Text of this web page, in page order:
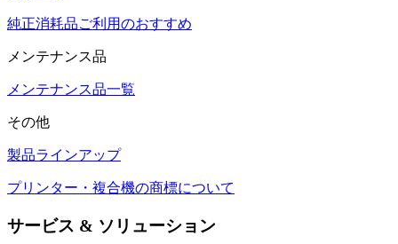
純正消耗品ご利用のおすすめ
メンテナンス品
メンテナンス品一覧
その他
製品ラインアップ
プリンター・複合機の商標について
サービス & ソリューション